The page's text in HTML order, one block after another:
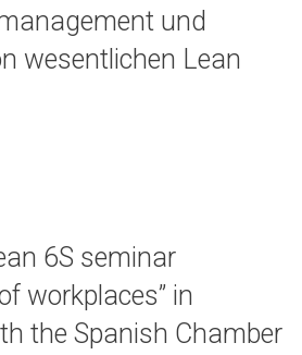
und
wesentlichen Lean
6S seminar
workplaces” in
the Spanish Chamber